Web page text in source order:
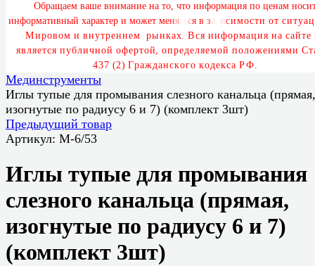
Обращаем ваше внимание на то, что информация по ценам носи
информативный характер и может меня ься в за висимости от ситуац
Мировом и внутреннем рынках. Вся информация на сайте
является публичной офертой, определяемой положениями Ст
437 (2) Гражданского кодекса РФ.
Мединструменты
Иглы тупые для промывания слезного канальца (прямая,
изогнутые по радиусу 6 и 7) (комплект 3шт)
Предыдущий товар
Артикул: М-6/53
Иглы тупые для промывания
слезного канальца (прямая,
изогнутые по радиусу 6 и 7)
(комплект 3шт)